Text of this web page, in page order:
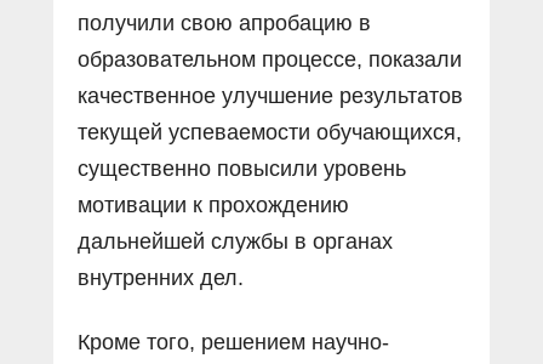
получили свою апробацию в
образовательном процессе, показали
качественное улучшение результатов
текущей успеваемости обучающихся,
существенно повысили уровень
мотивации к прохождению
дальнейшей службы в органах
внутренних дел.
Кроме того, решением научно-